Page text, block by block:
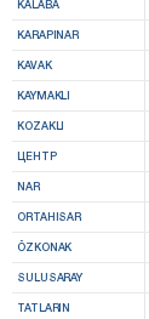
KALABA
KARAPINAR
KAVAK
KAYMAKLI
KOZAKLI
ЦЕНТР
NAR
ORTAHISAR
ÖZKONAK
SULUSARAY
TATLARIN